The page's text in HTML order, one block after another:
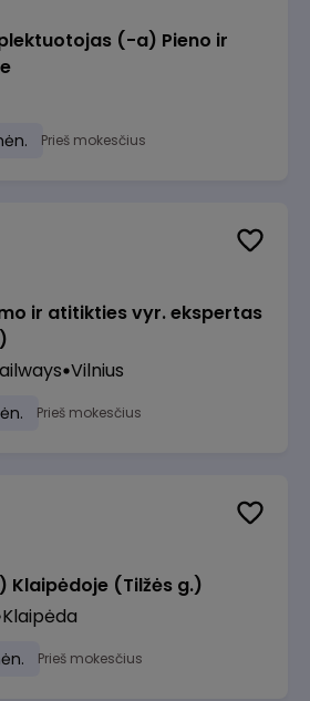
(-a) Pieno ir
Prieš mokesčius
ir atitikties vyr. ekspertas
Vilnius
Prieš mokesčius
(Tilžės g.)
Klaipėda
Prieš mokesčius